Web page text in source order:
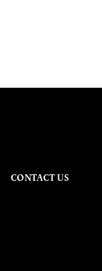
CONTACT US